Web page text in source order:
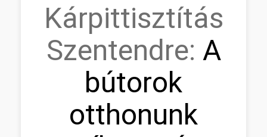
Kárpittisztítás
Szentendre: A
bútorok
otthonunk